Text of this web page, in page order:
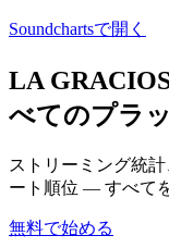
Soundchartsで開く
LA
べてのプラ
ストリーミング統
ート順位 — すべて
無料で始める